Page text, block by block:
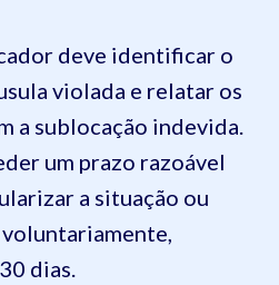
deve identificar o
violada e relatar os
a sublocação indevida.
um prazo razoável
a situação ou
dias.